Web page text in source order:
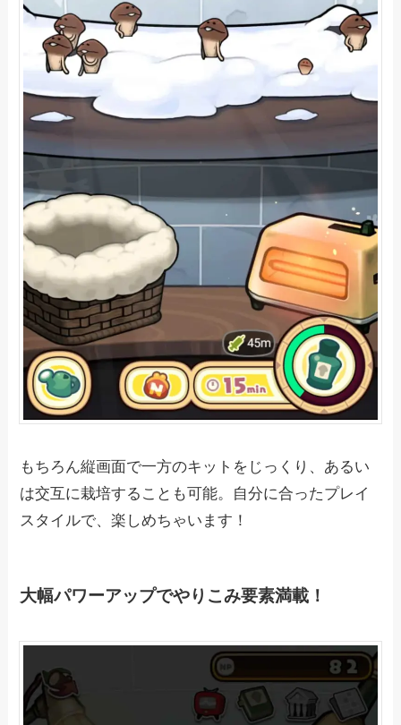
もちろん縦画面で一方のキットをじっくり、あるい
は交互に栽培することも可能。自分に合ったプレイ
スタイルで、楽しめちゃいます！
大幅パワーアップでやりこみ要素満載！